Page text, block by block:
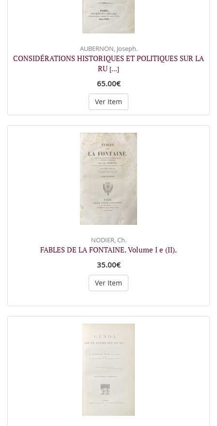
AUBERNON, Joseph.
CONSIDÉRATIONS HISTORIQUES ET POLITIQUES SUR LA
RU [...]
65.00€
Ver Item
NODIER, Ch.
FABLES DE LA FONTAINE. Volume I e (II).
35.00€
Ver Item